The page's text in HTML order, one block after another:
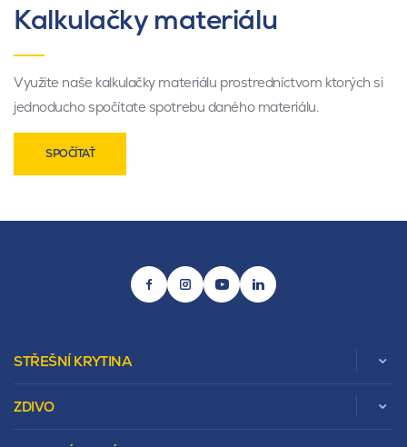
Kalkulačky materiálu
Využite naše kalkulačky materiálu prostredníctvom ktorých si
jednoducho spočítate spotrebu daného materiálu.
SPOČÍTAŤ
STŘEŠNÍ KRYTINA
ZDIVO